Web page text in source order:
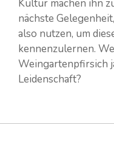
Kultur machen ihn
nächste
also nutzen, um
kennenzulernen.
Weingartenpfirsich
Leidenschaft?